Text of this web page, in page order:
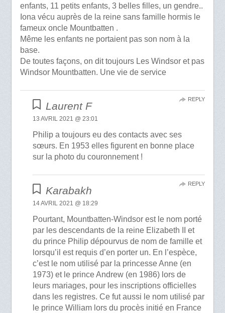
enfants, 11 petits enfants, 3 belles filles, un gendre..
Iona vécu auprès de la reine sans famille hormis le
fameux oncle Mountbatten .
Même les enfants ne portaient pas son nom à la
base.
De toutes façons, on dit toujours Les Windsor et pas
Windsor Mountbatten. Une vie de service
Laurent F
13 AVRIL 2021 @ 23:01
Philip a toujours eu des contacts avec ses
sœurs. En 1953 elles figurent en bonne place
sur la photo du couronnement !
REPLY
Karabakh
14 AVRIL 2021 @ 18:29
Pourtant, Mountbatten-Windsor est le nom porté
par les descendants de la reine Elizabeth II et
du prince Philip dépourvus de nom de famille et
lorsqu’il est requis d’en porter un. En l’espèce,
c’est le nom utilisé par la princesse Anne (en
1973) et le prince Andrew (en 1986) lors de
leurs mariages, pour les inscriptions officielles
dans les registres. Ce fut aussi le nom utilisé par
le prince William lors du procès initié en France
REPLY